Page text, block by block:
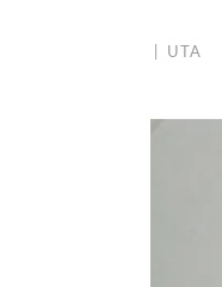
UTA